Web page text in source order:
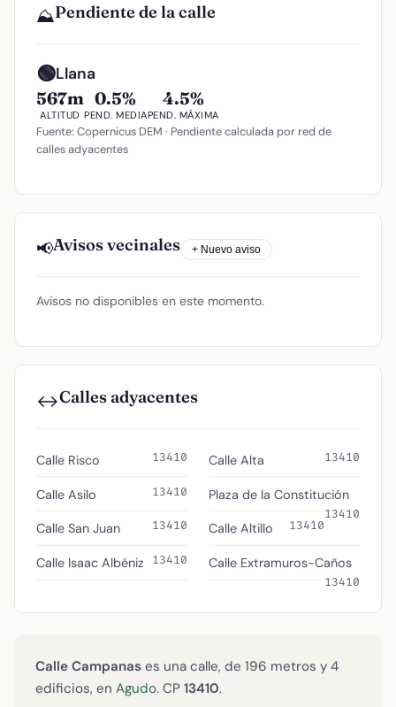
⛰️Pendiente de la calle
🟢Llana
567m
ALTITUD
0.5%
PEND. MEDIA
4.5%
PEND. MÁXIMA
Fuente: Copernicus DEM · Pendiente calculada por red de
calles adyacentes
📢Avisos vecinales + Nuevo aviso
Avisos no disponibles en este momento.
↔️Calles adyacentes
Calle Risco 13410
Calle Asilo 13410
Calle San Juan 13410
Calle Isaac Albéniz 13410
Calle Alta 13410
Plaza de la Constitución
13410
Calle Altillo 13410
Calle Extramuros-Caños
13410
Calle Campanas es una calle, de 196 metros y 4
edificios, en Agudo. CP 13410.